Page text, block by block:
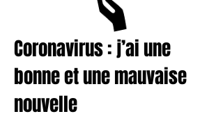
Coronavirus : j’ai une
bonne et une mauvaise
nouvelle